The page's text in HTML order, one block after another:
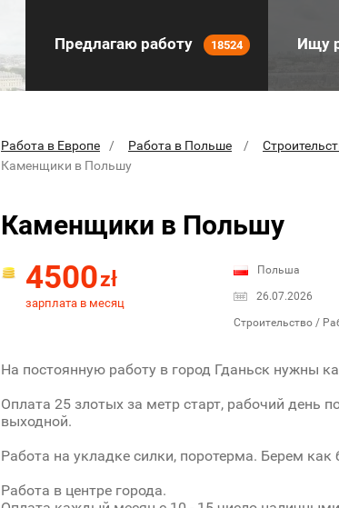
Предлагаю работу 18524 Ищу
Работа в Европе Работа в Польше
Каменщики в Польшу
Каменщики в Польшу
4500zł
зарплата в месяц
Польша
26.07.2026
Строительство /
На постоянную работу в город Гданьск нужны
Оплата 25 злотых за метр старт, рабочий день
выходной.
Работа на укладке силки, поротерма. Берем как
Работа в центре города.